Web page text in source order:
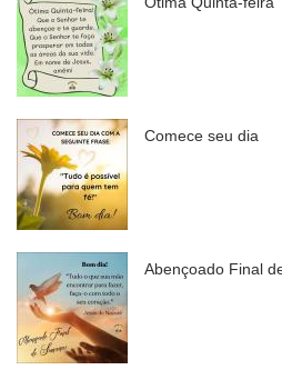
Comece seu dia
Abençoado Final